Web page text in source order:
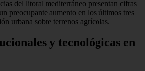
del litoral mediterráneo presentan cifras
preocupante aumento en los últimos tres
urbana sobre terrenos agrícolas.
y tecnológicas en